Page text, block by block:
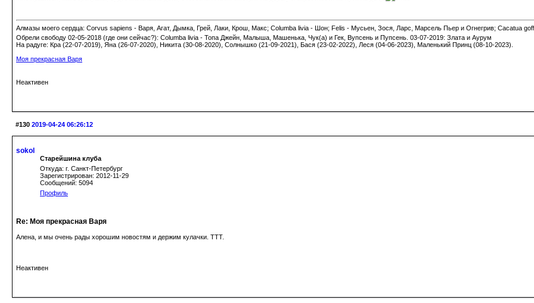
Алмазы моего сердца: Corvus sapiens - Варя, Агат, Дымка, Грей, Лаки, Крош, Макс; Columba livia - Шон; Felis - Мусьен, Зося, Ларс, Марсель Пьер и Огнегрив; Cacatua
Обрели свободу 02-05-2018 (где они сейчас?): Columba livia - Топа Джейн, Малыша, Машенька, Чук(а) и Гек, Вупсень и Пупсень. 03-07-2019: Злата и Аурум
На радуге: Кра (22-07-2019), Яна (26-07-2020), Никита (30-08-2020), Солнышко (21-09-2021), Бася (23-02-2022), Леся (04-06-2023), Маленький Принц (08-10-2023).
Моя прекрасная Варя
Неактивен
#130 2019-04-24 06:26:12
sokol
Старейшина клуба
Откуда: г. Санкт-Петербург
Зарегистрирован: 2012-11-29
Сообщений: 5094
Профиль
Re: Моя прекрасная Варя
Алена, и мы очень рады хорошим новостям и держим кулачки. ТТТ.
Неактивен